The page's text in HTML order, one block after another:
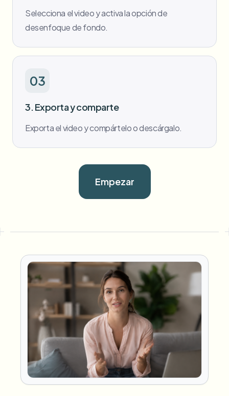
Selecciona el video y activa la opción de
desenfoque de fondo.
03
3. Exporta y comparte
Exporta el video y compártelo o descárgalo.
Empezar